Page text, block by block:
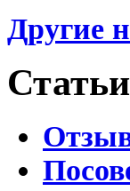
Другие
Статьи